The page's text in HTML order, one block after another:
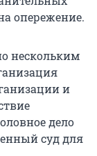
опережение.
нескольким
и
дело
суд для